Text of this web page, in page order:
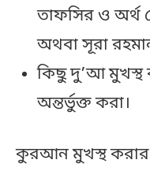
তাফসির ও অর্থ
অথবা সূরা
কিছু দু’আ মুখস্থ
অন্তর্ভুক্ত করা।
কুরআন মুখস্থ করার